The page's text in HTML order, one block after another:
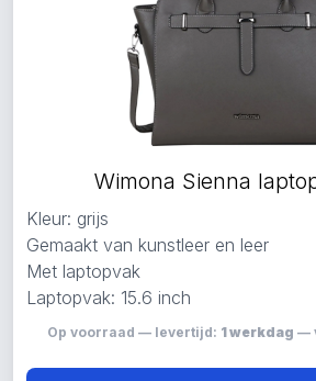
Wimona Sienna
Kleur: grijs
Gemaakt van kunstleer en leer
Met laptopvak
Laptopvak: 15.6 inch
Op voorraad — levertijd: 1 werkdag —